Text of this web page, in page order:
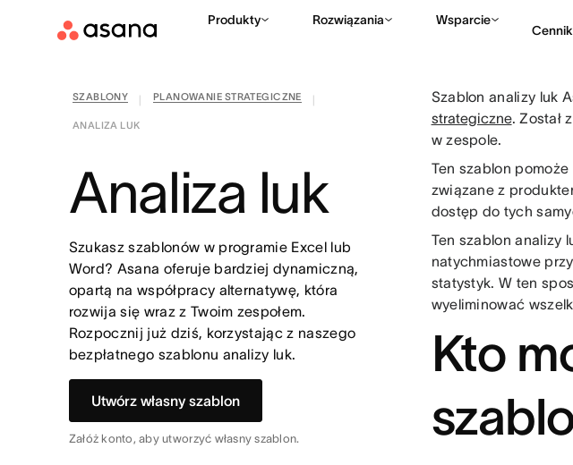
Produkty Rozwiązania Wsparcie
Cennik
SZABLONY PLANOWANIE STRATEGICZNE
ANALIZA LUK
Analiza luk
Szukasz szablonów w programie Excel lub
Word? Asana oferuje bardziej dynamiczną,
opartą na współpracy alternatywę, która
rozwija się wraz z Twoim zespołem.
Rozpocznij już dziś, korzystając z naszego
bezpłatnego szablonu analizy luk.
Utwórz własny szablon
Załóż konto, aby utworzyć własny szablon.
Szablon analizy luk
strategiczne. Został
w zespole.
Ten szablon
związane z
dostęp do tych
Ten szablon analizy
natychmiastowe
statystyk. W ten
wyeliminować
Kto